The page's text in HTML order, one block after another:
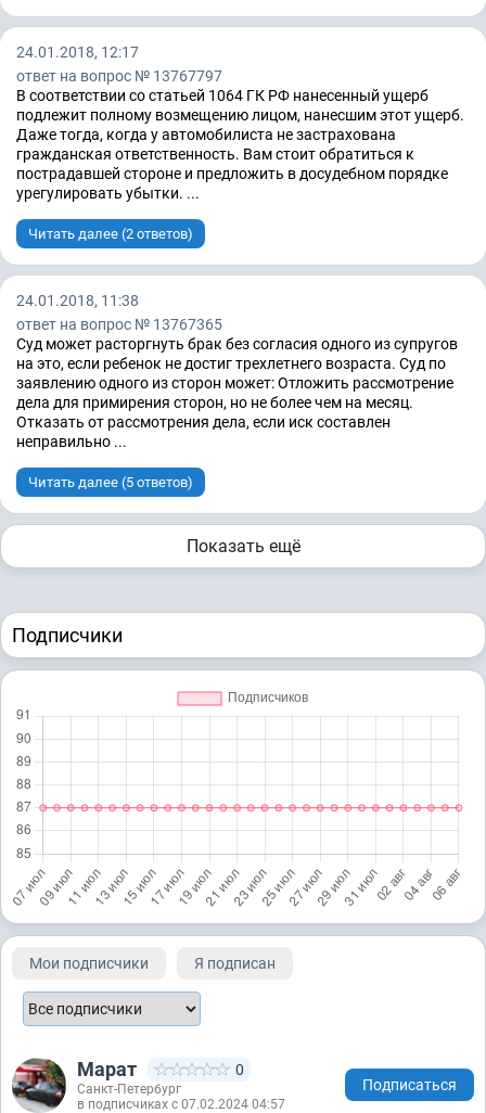
24.01.2018, 12:17
ответ на вопрос № 13767797
В соответствии со статьей 1064 ГК РФ нанесенный ущерб
подлежит полному возмещению лицом, нанесшим этот ущерб.
Даже тогда, когда у автомобилиста не застрахована
гражданская ответственность. Вам стоит обратиться к
пострадавшей стороне и предложить в досудебном порядке
урегулировать убытки. ...
Читать далее (2 ответов)
24.01.2018, 11:38
ответ на вопрос № 13767365
Суд может расторгнуть брак без согласия одного из супругов
на это, если ребенок не достиг трехлетнего возраста. Суд по
заявлению одного из сторон может: Отложить рассмотрение
дела для примирения сторон, но не более чем на месяц.
Отказать от рассмотрения дела, если иск составлен
неправильно ...
Читать далее (5 ответов)
Показать ещё
Подписчики
Мои подписчики Я подписан
Марат 0
Санкт-Петербург
в подписчиках с 07.02.2024 04:57
Подписаться